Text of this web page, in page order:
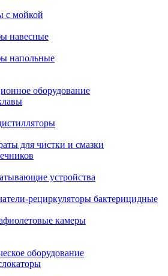
с мойкой
навесные
напольные
оборудование
для чистки и смазки
устройства
рециркуляторы бактерицидные
камеры
оборудование